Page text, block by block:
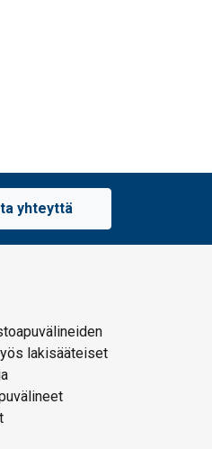
yhteyttä
lakisääteiset